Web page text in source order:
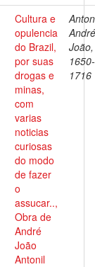
Cultura e
opulencia
do Brazil,
por suas
drogas e
minas,
com
varias
noticias
curiosas
do modo
de fazer
o
assucar..,
Obra de
André
João
Antonil
André
João,
1650-
1716